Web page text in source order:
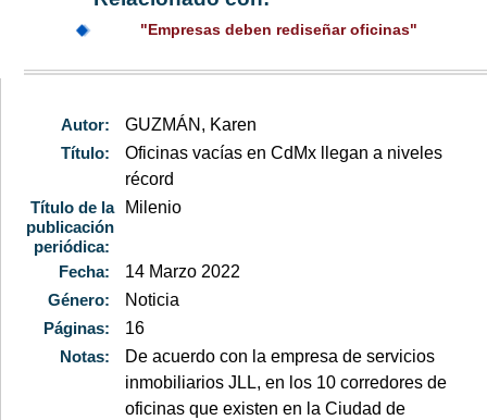
"Empresas deben rediseñar oficinas"
Autor:
GUZMÁN, Karen
Título:
Oficinas vacías en CdMx llegan a niveles
récord
Título de la
publicación
periódica:
Milenio
Fecha:
14 Marzo 2022
Género:
Noticia
Páginas:
16
Notas:
De acuerdo con la empresa de servicios
inmobiliarios JLL, en los 10 corredores de
oficinas que existen en la Ciudad de